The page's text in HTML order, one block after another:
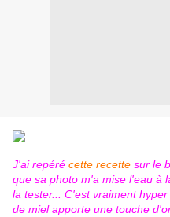
J'ai repéré cette recette sur le
que sa photo m'a mise l'eau à
la tester... C'est vraiment
de miel apporte une touche